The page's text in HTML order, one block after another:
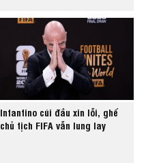
Infantino cúi đầu xin lỗi, ghế
chủ tịch FIFA vẫn lung lay